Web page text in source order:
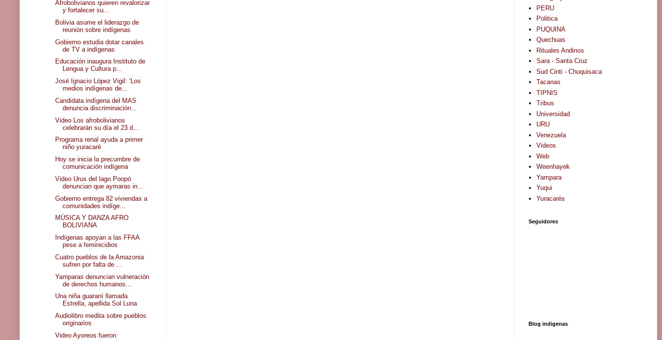
Afrobolivianos quieren revalorizar
y fortalecer su...
Bolivia asume el liderazgo de
reunión sobre indígenas
Gobierno estudia dotar canales
de TV a indígenas
Educación inaugura Instituto de
Lengua y Cultura p...
José Ignacio López Vigil: ‘Los
medios indígenas de...
Candidata indígena del MAS
denuncia discriminación...
Video Los afrobolivianos
celebrarán su día el 23 d...
Programa renal ayuda a primer
niño yuracaré
Hoy se inicia la precumbre de
comunicación indígena
Video Urus del lago Poopó
denuncian que aymaras in...
Gobierno entrega 82 viviendas a
comunidades indíge...
MÚSICA Y DANZA AFRO
BOLIVIANA
Indígenas apoyan a las FFAA
pese a feminicidios
Cuatro pueblos de la Amazonia
sufren por falta de ...
Yamparas denuncian vulneración
de derechos humanos...
Una niña guaraní llamada
Estrella, apellida Sol Luna
Audiolibro medita sobre pueblos
originarios
Video Ayoreos fueron
PERU
Politica
PUQUINA
Quechuas
Rituales Andinos
Sara - Santa Cruz
Sud Cinti - Chuquisaca
Tacanas
TIPNIS
Tribus
Universidad
URU
Venezuela
Videos
Web
Weenhayek
Yampara
Yuqui
Yuracarés
Seguidores
Blog indigenas